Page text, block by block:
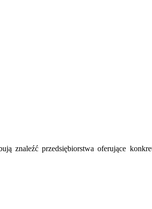
znaleźć przedsiębiorstwa oferujące